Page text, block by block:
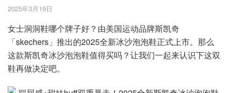
2025年3月19日
女士洞洞鞋哪个牌子好？由美国运动品牌斯凯奇
「skechers」推出的2025全新冰沙泡泡鞋正式上市。那么
这款斯凯奇冰沙泡泡鞋值得买吗？让我们一起来认识下这双
鞋再做决定吧。